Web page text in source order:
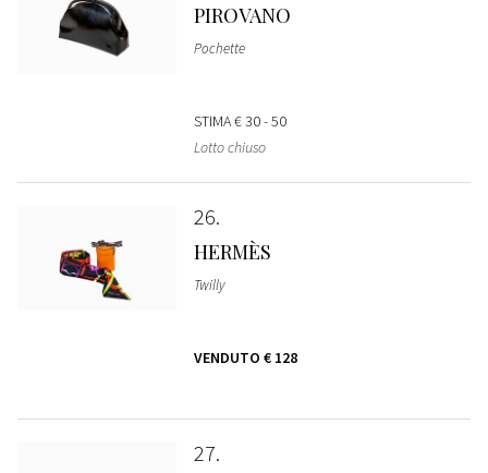
PIROVANO
Pochette
STIMA€ 30 - 50
Lotto chiuso
26
HERMÈS
Twilly
VENDUTO € 128
27